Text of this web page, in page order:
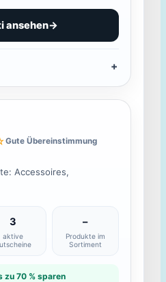
ansehen→
Gute Übereinstimmung
Accessoires,
3
aktive
–
Produkte im
Sortiment
zu 70 % sparen